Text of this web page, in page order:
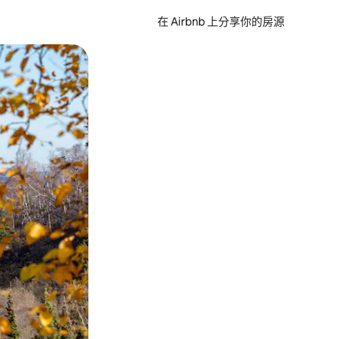
在 Airbnb 上分享你的房源